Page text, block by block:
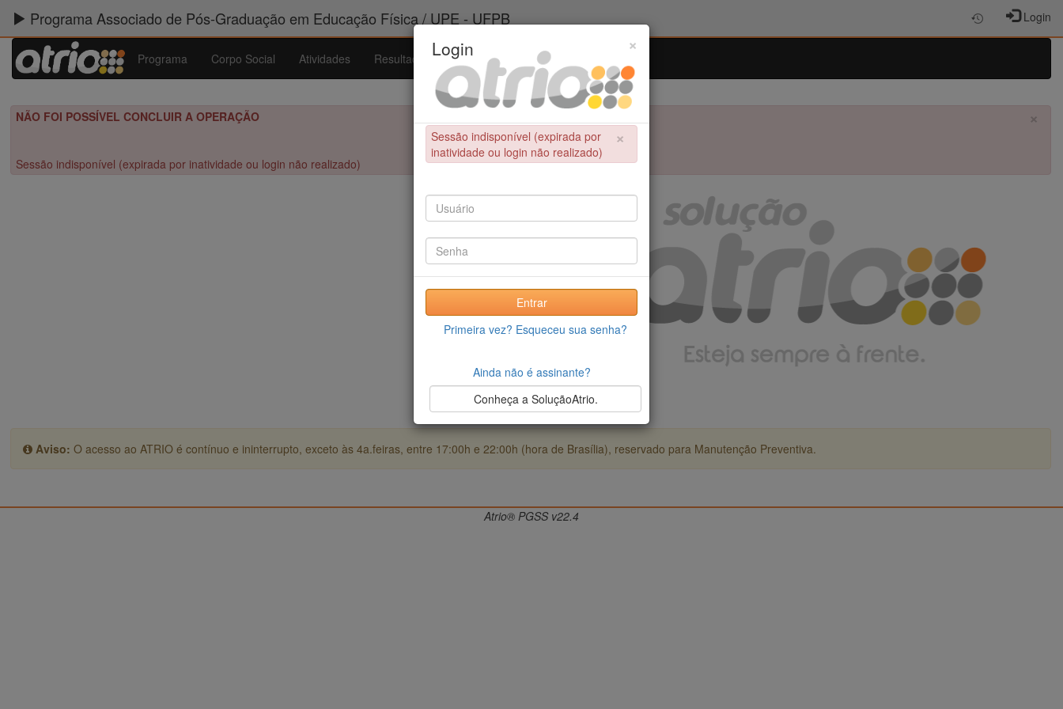
Programa Associado de Pós-Graduação em Educação Física / UPE - UFPB Login
Programa Corpo Social Atividades Resultados Admissão Ferramentas
×
NÃO FOI POSSÍVEL CONCLUIR A OPERAÇÃO
Sessão indisponível (expirada por inatividade ou login não realizado)
Aviso: O acesso ao ATRIO é contínuo e ininterrupto, exceto às 4a.feiras, entre 17:00h e 22:00h (hora de Brasília), reservado para Manutenção Preventiva.
×
Login
×
Sessão indisponível (expirada por
inatividade ou login não realizado)
Entrar
Primeira vez? Esqueceu sua senha?
Ainda não é assinante?
Conheça a SoluçãoAtrio.
Atrio® PGSS v22.4